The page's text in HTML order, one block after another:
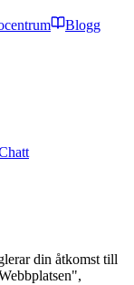
Blogg
din åtkomst till